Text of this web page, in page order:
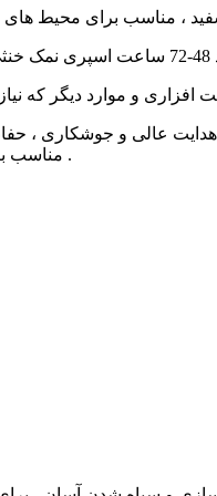
، مناسب برای محیط های
و موارد دیگر که نیازی
، مناسب برای قطعات اتصال الکتریکی .